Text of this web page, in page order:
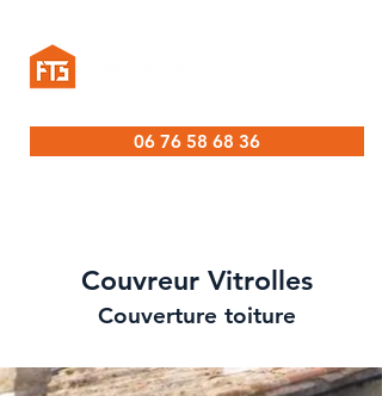
06 76 58 68 36
Couvreur Vitrolles
Couverture toiture